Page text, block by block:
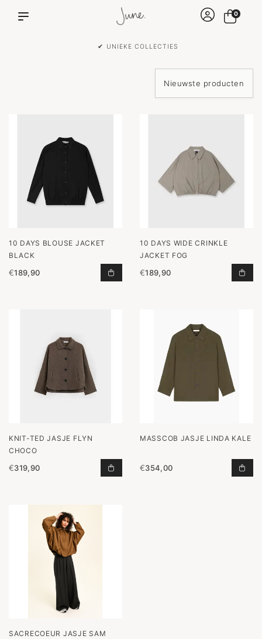
✔ UNIEKE COLLECTIES
0
10 DAYS BLOUSE JACKET
BLACK
€189,90 BLOUSE JACKET BLACK
10 DAYS WIDE CRINKLE
JACKET FOG
€189,90
KNIT-TED JASJE FLYN
CHOCO
€319,90 JASJE FLYN CHOCO TOEVOEGEN
MASSCOB JASJE LINDA KALE
€354,00
SACRECOEUR JASJE SAM